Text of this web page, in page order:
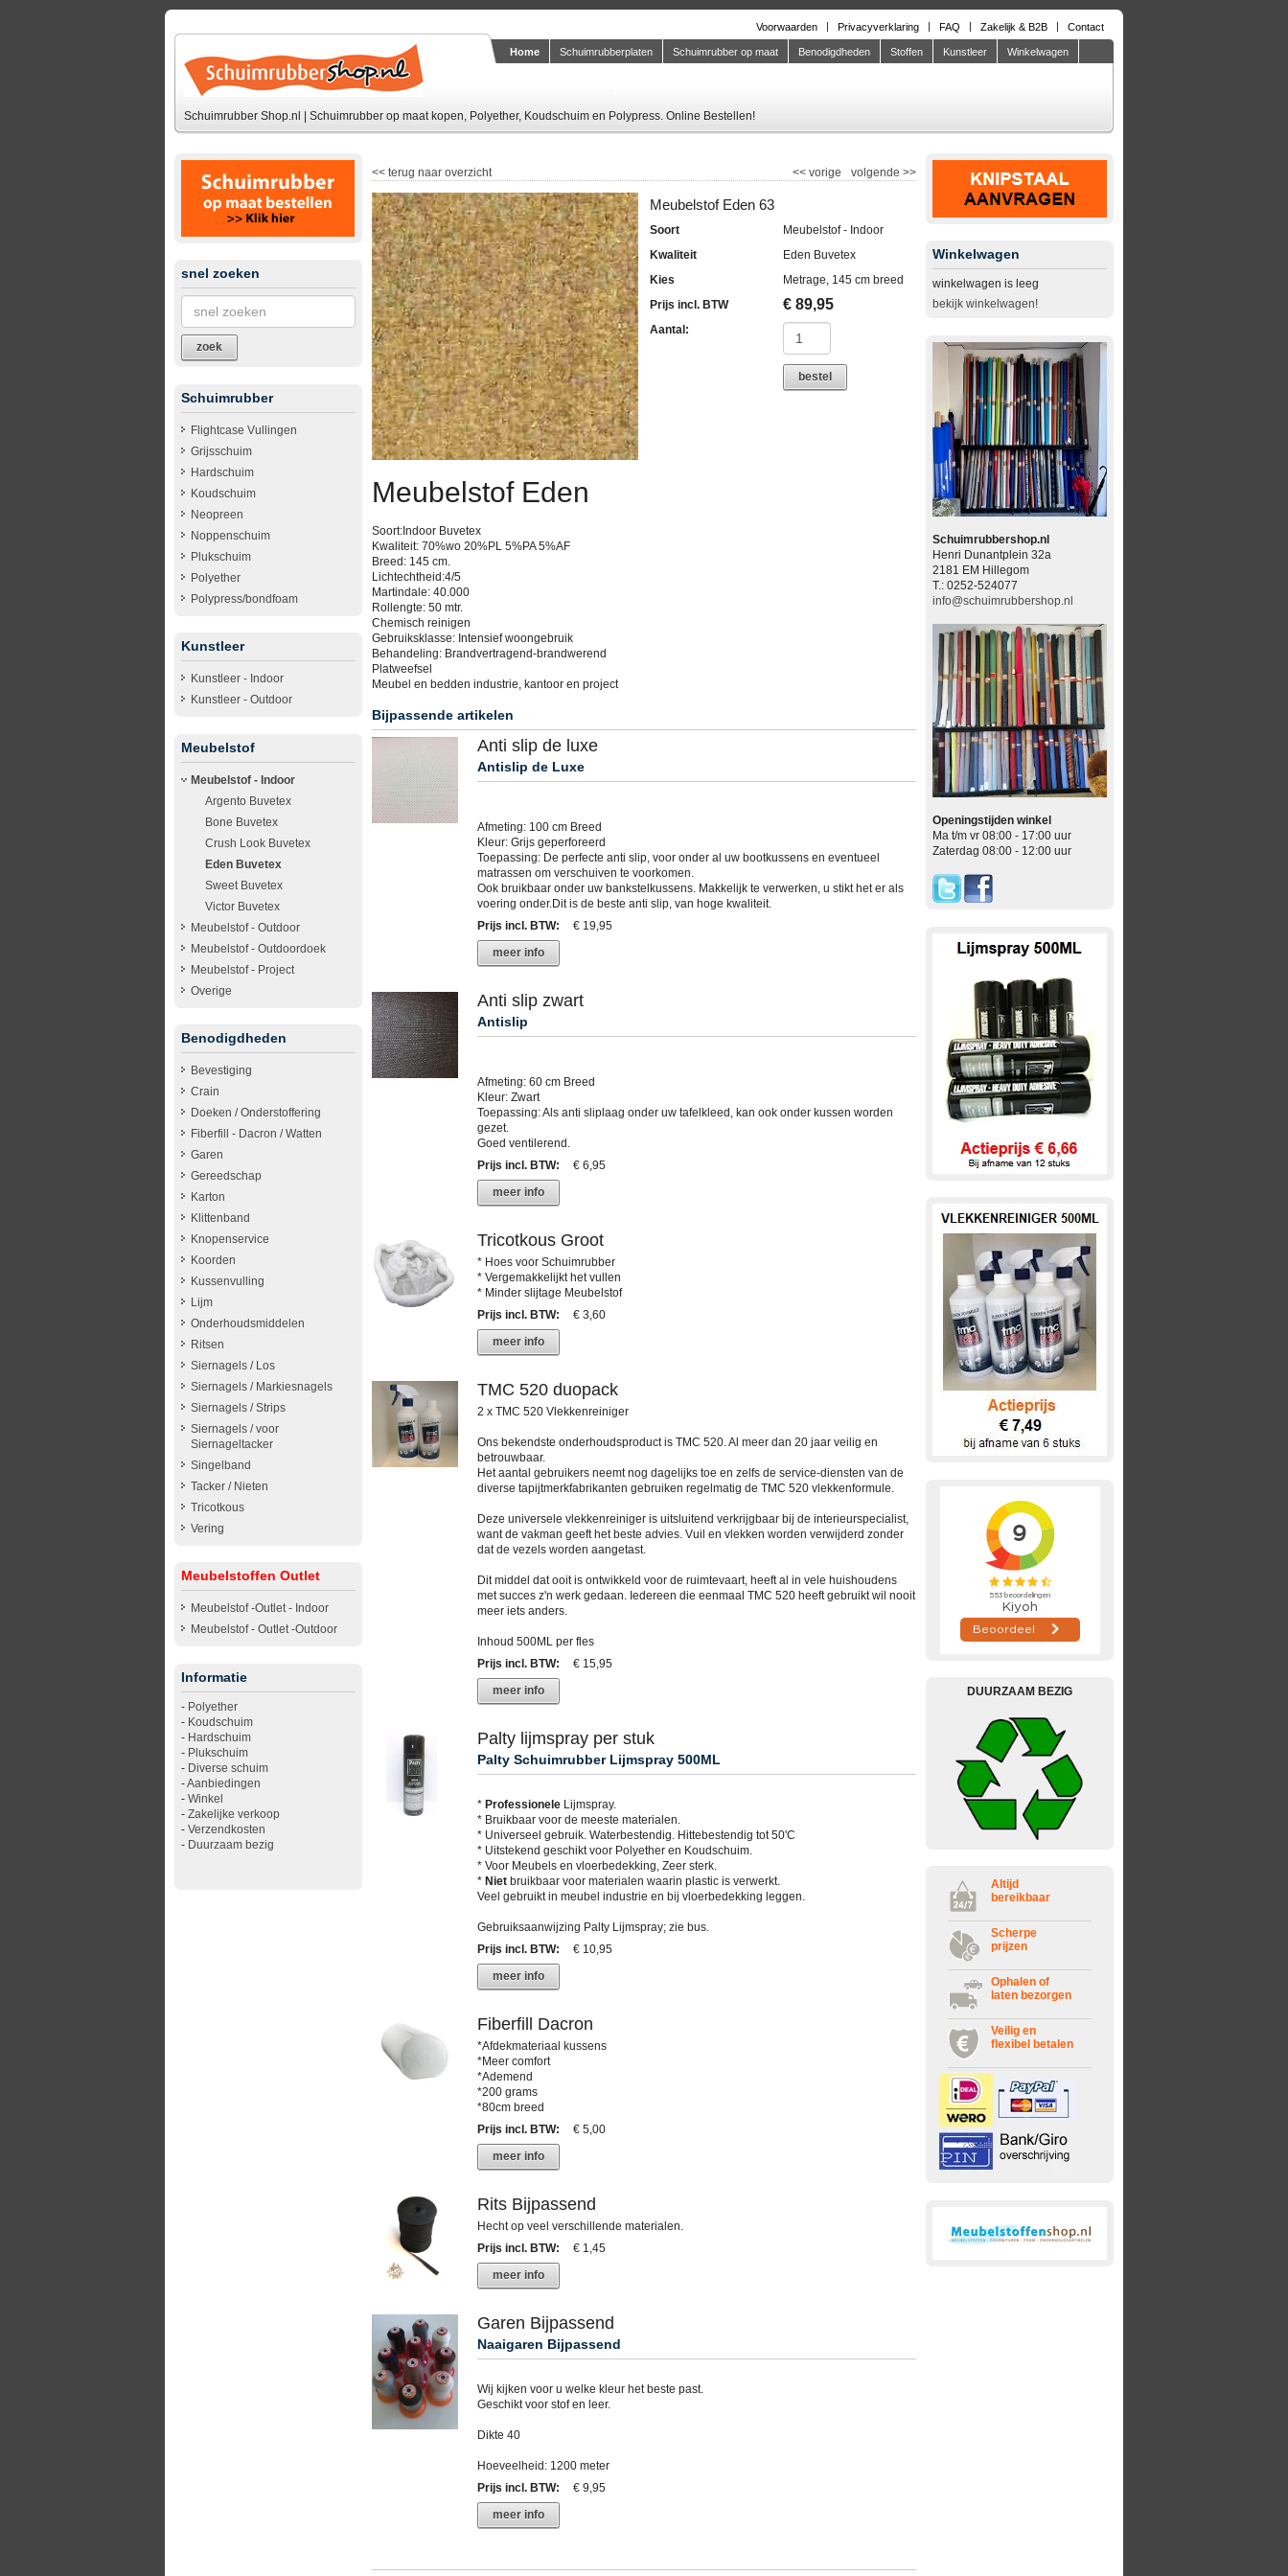
Voorwaarden Privacyverklaring FAQ Zakelijk & B2B Contact
Schuimrubber Shop.nl | Schuimrubber op maat kopen, Polyether, Koudschuim en Polypress. Online Bestellen!
Home Schuimrubberplaten Schuimrubber op maat Benodigdheden Stoffen Kunstleer Winkelwagen
snel zoeken
zoek
Schuimrubber
Flightcase Vullingen
Grijsschuim
Hardschuim
Koudschuim
Neopreen
Noppenschuim
Plukschuim
Polyether
Polypress/bondfoam
Kunstleer
Kunstleer - Indoor
Kunstleer - Outdoor
Meubelstof
Meubelstof - Indoor
Argento Buvetex
Bone Buvetex
Crush Look Buvetex
Eden Buvetex
Sweet Buvetex
Victor Buvetex
Meubelstof - Outdoor
Meubelstof - Outdoordoek
Meubelstof - Project
Overige
Benodigdheden
Bevestiging
Crain
Doeken / Onderstoffering
Fiberfill - Dacron / Watten
Garen
Gereedschap
Karton
Klittenband
Knopenservice
Koorden
Kussenvulling
Lijm
Onderhoudsmiddelen
Ritsen
Siernagels / Los
Siernagels / Markiesnagels
Siernagels / Strips
Siernagels / voor
Siernageltacker
Singelband
Tacker / Nieten
Tricotkous
Vering
Meubelstoffen Outlet
Meubelstof -Outlet - Indoor
Meubelstof - Outlet -Outdoor
Informatie
- Polyether
- Koudschuim
- Hardschuim
- Plukschuim
- Diverse schuim
-Aanbiedingen
- Winkel
- Zakelijke verkoop
- Verzendkosten
- Duurzaam bezig
<< terug naar overzicht volgende >>
<<vorige
Meubelstof Eden 63
Soort
Meubelstof - Indoor
Kwaliteit
Eden Buvetex
Kies
Metrage, 145 cm breed
Prijs incl. BTW
€ 89,95
Aantal:
bestel
Meubelstof Eden
Soort:Indoor Buvetex
Kwaliteit: 70%wo 20%PL 5%PA 5%AF
Breed: 145 cm.
Lichtechtheid:4/5
Martindale: 40.000
Rollengte: 50 mtr.
Chemisch reinigen
Gebruiksklasse: Intensief woongebruik
Behandeling: Brandvertragend-brandwerend
Platweefsel
Meubel en bedden industrie, kantoor en project
Bijpassende artikelen
Anti slip de luxe
Antislip de Luxe
Afmeting: 100 cm Breed
Kleur: Grijs geperforeerd
Toepassing: De perfecte anti slip, voor onder al uw bootkussens en eventueel
matrassen om verschuiven te voorkomen.
Ook bruikbaar onder uw bankstelkussens. Makkelijk te verwerken, u stikt het er als
voering onder.Dit is de beste anti slip, van hoge kwaliteit.
Prijs incl. BTW:
€ 19,95
meer info
Anti slip zwart
Antislip
Afmeting: 60 cm Breed
Kleur: Zwart
Toepassing: Als anti sliplaag onder uw tafelkleed, kan ook onder kussen worden
gezet.
Goed ventilerend.
Prijs incl. BTW:
€ 6,95
meer info
Tricotkous Groot
* Hoes voor Schuimrubber
* Vergemakkelijkt het vullen
* Minder slijtage Meubelstof
Prijs incl. BTW:
€ 3,60
meer info
TMC 520 duopack
2 x TMC 520 Vlekkenreiniger
Ons bekendste onderhoudsproduct is TMC 520. Al meer dan 20 jaar veilig en
betrouwbaar.
Het aantal gebruikers neemt nog dagelijks toe en zelfs de service-diensten van de
diverse tapijtmerkfabrikanten gebruiken regelmatig de TMC 520 vlekkenformule.
Deze universele vlekkenreiniger is uitsluitend verkrijgbaar bij de interieurspecialist,
want de vakman geeft het beste advies. Vuil en vlekken worden verwijderd zonder
dat de vezels worden aangetast.
Dit middel dat ooit is ontwikkeld voor de ruimtevaart, heeft al in vele huishoudens
met succes z'n werk gedaan. Iedereen die eenmaal TMC 520 heeft gebruikt wil nooit
meer iets anders.
Inhoud 500ML per fles
Prijs incl. BTW:
€ 15,95
meer info
Palty lijmspray per stuk
Palty Schuimrubber Lijmspray 500ML
* ProfessioneleLijmspray.
* Bruikbaar voor de meeste materialen.
* Universeel gebruik. Waterbestendig. Hittebestendig tot 50'C
* Uitstekend geschikt voor Polyether en Koudschuim.
* Voor Meubels en vloerbedekking, Zeer sterk.
* Nietbruikbaar voor materialen waarin plastic is verwerkt.
Veel gebruikt in meubel industrie en bij vloerbedekking leggen.
Gebruiksaanwijzing Palty Lijmspray; zie bus.
Prijs incl. BTW:
€ 10,95
meer info
Fiberfill Dacron
*Afdekmateriaal kussens
*Meer comfort
*Ademend
*200 grams
*80cm breed
Prijs incl. BTW:
€ 5,00
meer info
Rits Bijpassend
Hecht op veel verschillende materialen.
Prijs incl. BTW:
€ 1,45
meer info
Garen Bijpassend
Naaigaren Bijpassend
Wij kijken voor u welke kleur het beste past.
Geschikt voor stof en leer.
Dikte 40
Hoeveelheid: 1200 meter
Prijs incl. BTW:
€ 9,95
meer info
Winkelwagen
winkelwagen is leeg
bekijk winkelwagen!
Schuimrubbershop.nl
Henri Dunantplein 32a
2181 EM Hillegom
T.: 0252-524077
info@schuimrubbershop.nl
Openingstijden winkel
Ma t/m vr 08:00 - 17:00 uur
Zaterdag 08:00 - 12:00 uur
DUURZAAM BEZIG
Altijd
bereikbaar
Scherpe
prijzen
Ophalen of
laten bezorgen
Veilig en
flexibel betalen